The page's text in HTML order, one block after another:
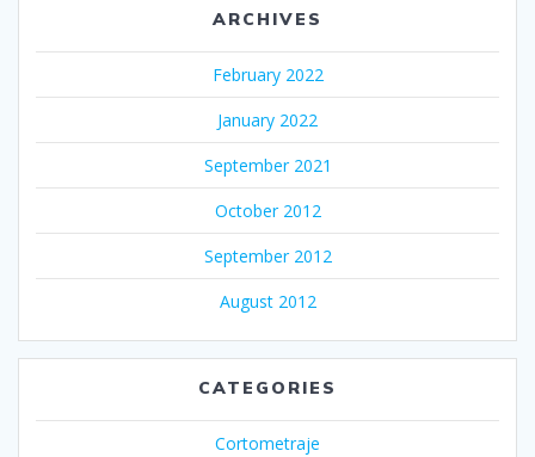
ARCHIVES
February 2022
January 2022
September 2021
October 2012
September 2012
August 2012
CATEGORIES
Cortometraje